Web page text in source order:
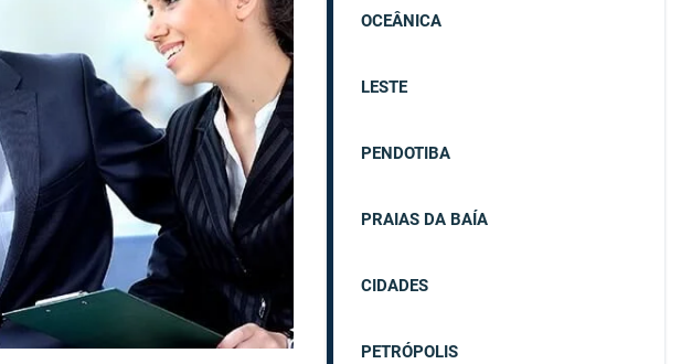
OCEÂNICA
LESTE
PENDOTIBA
PRAIAS DA BAÍA
CIDADES
PETRÓPOLIS